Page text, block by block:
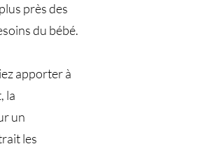
près des
du bébé.
apporter à
la
un
les